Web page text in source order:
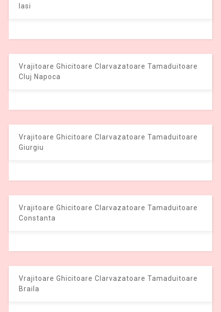
Iasi
Vrajitoare Ghicitoare Clarvazatoare Tamaduitoare
Cluj Napoca
Vrajitoare Ghicitoare Clarvazatoare Tamaduitoare
Giurgiu
Vrajitoare Ghicitoare Clarvazatoare Tamaduitoare
Constanta
Vrajitoare Ghicitoare Clarvazatoare Tamaduitoare
Braila